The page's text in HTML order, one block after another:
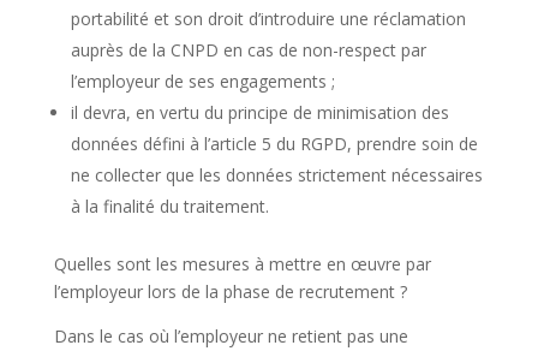
portabilité et son droit d’introduire une réclamation
auprès de la CNPD en cas de non-respect par
l’employeur de ses engagements ;
il devra, en vertu du principe de minimisation des
données défini à l’article 5 du RGPD, prendre soin de
ne collecter que les données strictement nécessaires
à la finalité du traitement.
Quelles sont les mesures à mettre en œuvre par
l’employeur lors de la phase de recrutement ?
Dans le cas où l’employeur ne retient pas une